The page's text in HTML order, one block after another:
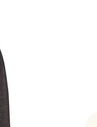
カー